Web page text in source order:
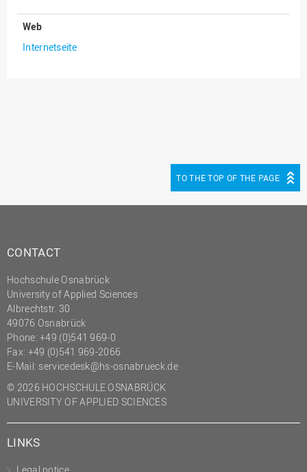
Personal
Personalentwicklung
Science to Business GmbH
Studium und Lehre
Transfer- und
Innovationsmanagement
Web
Internetseite
TO THE TOP OF THE PAGE
CONTACT
Hochschule Osnabrück
University of Applied Sciences
Albrechtstr. 30
49076 Osnabrück
Phone: +49 (0)541 969-0
Fax: +49 (0)541 969-2066
E-Mail: servicedesk@hs-osnabrueck.de
© 2026 HOCHSCHULE OSNABRÜCK
UNIVERSITY OF APPLIED SCIENCES
LINKS